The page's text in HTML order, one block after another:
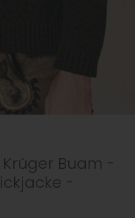
Buam -
-